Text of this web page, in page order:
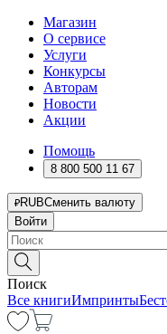
Магазин
О сервисе
Услуги
Конкурсы
Авторам
Новости
Акции
Помощь
8 800 500 11 67
RUBСменить валюту
Войти
Поиск
Все книгиИмпринты